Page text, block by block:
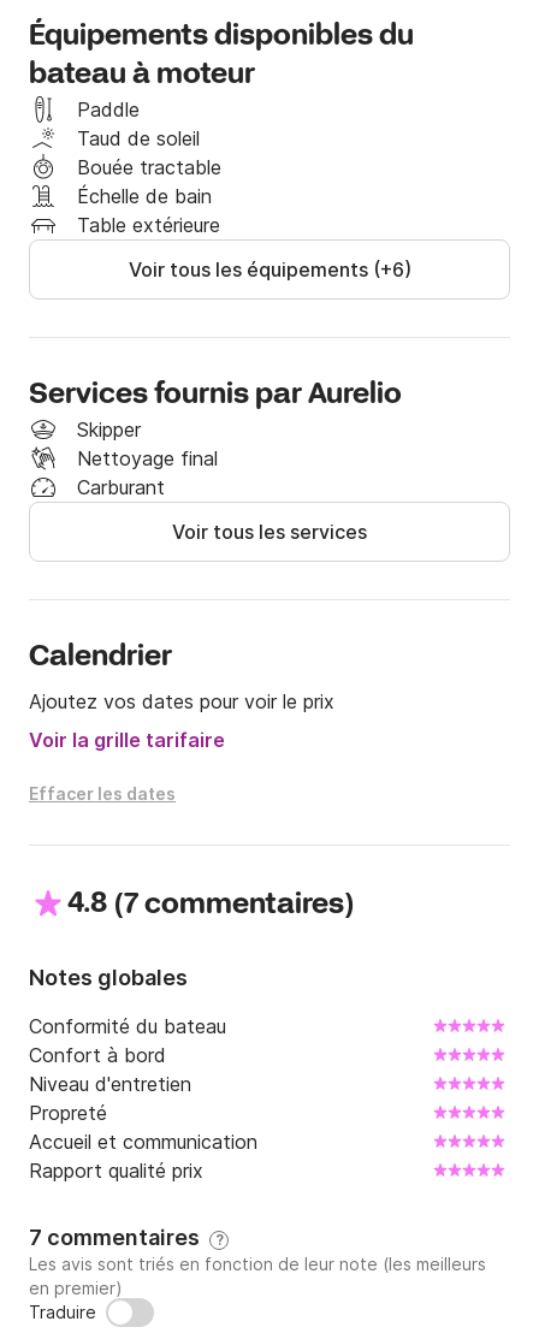
pour se protéger du soleil, radio avec 6 haut-parleurs
avec connexion MP3, un grand arc de bain de soleil,
table pliante, guindeau électronique, connexion 12 v
et une échelle. Notez que le coût du carburant utilisé
n'est pas inclus dans le prix de liste. Nous avons
également le supplément obligatoire du nettoyage
final, il a un coût de 40 euros par sortie. Nous restons
à votre disposition, via le service de messagerie de la
plateforme, pour résoudre toutes questions ou
préoccupations qui pourraient survenir.
Équipements disponibles du
bateau à moteur
Paddle
Taud de soleil
Bouée tractable
Échelle de bain
Table extérieure
Voir tous les équipements (+6)
Services fournis par Aurelio
Skipper
Nettoyage final
Carburant
Voir tous les services
Calendrier
Ajoutez vos dates pour voir le prix
Voir la grille tarifaire
Effacer les dates
4.8 (7 commentaires)
Notes globales
Conformité du bateau
Confort à bord
Niveau d'entretien
Propreté
Accueil et communication
Rapport qualité prix
7 commentaires ?
Les avis sont triés en fonction de leur note (les meilleurs
en premier)
Traduire